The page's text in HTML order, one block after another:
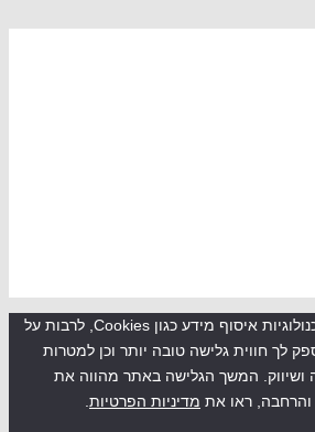
באתר זה נעשה שימוש בטכנולוגיות איסוף מידע כגון Cookies, לרבות על
גלישה טובה יותר וכן למטרות
המשך הגלישה באתר מהווה את
ראו את מדיניות הפרטיות.